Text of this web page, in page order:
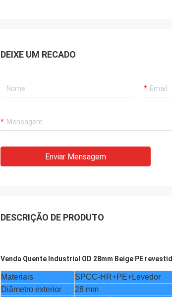
DEIXE UM RECADO
Enviar Mensagem
DESCRIÇÃO DE PRODUTO
Venda Quente Industrial OD 28mm Beige PE
Materiais
SPCC-HR+PE+Levedor
Diâmetro exterior
28 mm